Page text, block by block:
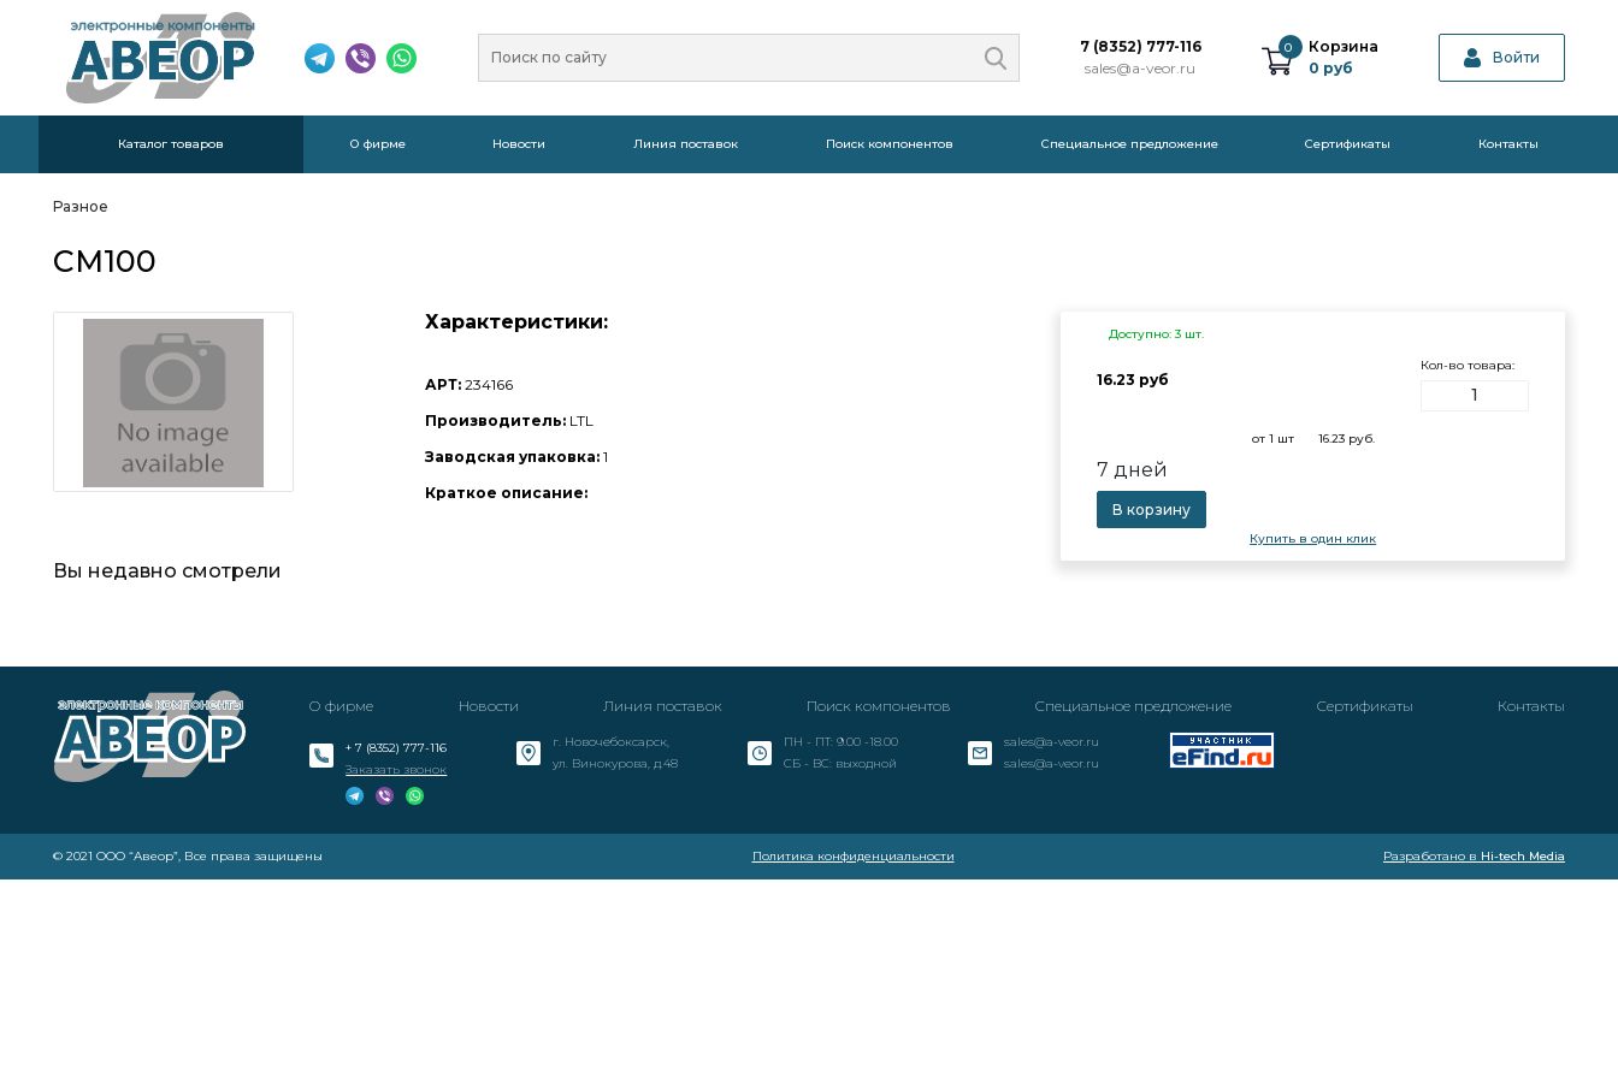
7 (8352) 777-116
sales@a-veor.ru
0
Корзина
0 руб
Войти
Каталог товаров О фирме Новости Линия поставок Поиск компонентов Специальное предложение Cертификаты Контакты
Разное
CM100
Характеристики:
АРТ:234166
Производитель: LTL
Заводская упаковка:1
Краткое описание:
Доступно: 3 шт.
16.23 руб
Кол-во товара:
от 1 шт 16.23руб.
7 дней
В корзину
Купить в один клик
Вы недавно смотрели
О фирме Новости Линия поставок Поиск компонентов Специальное предложение Cертификаты Контакты
+ 7 (8352) 777-116
Заказать звонок
г. Новочебоксарск,
ул. Винокурова, д.48
ПН - ПТ: 9.00 -18.00
СБ - ВС: выходной
sales@a-veor.ru
sales@a-veor.ru
© 2021 ООО “Авеор”, Все права защищены Политика конфиденциальности Разработано в Hi-tech Media